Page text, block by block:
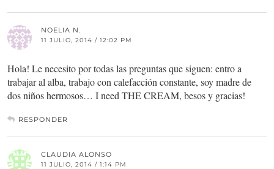
NOELIA N.
11 JULIO, 2014 / 12:02 PM
Hola! Le necesito por todas las preguntas que siguen: entro a
trabajar al alba, trabajo con calefacción constante, soy madre de
dos niños hermosos… I need THE CREAM, besos y gracias!
RESPONDER
CLAUDIA ALONSO
11 JULIO, 2014 / 1:14 PM